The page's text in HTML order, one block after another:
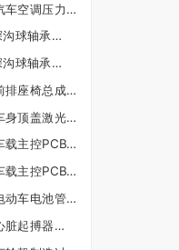
车空调压力传
软件-
球轴承
软件-
球轴承
排座椅总成
身顶盖激光焊
CoreFMEA
主控PCB电
软件-
主控PCB电
软件-CoreFMEA
动车电池管理
脏起搏器